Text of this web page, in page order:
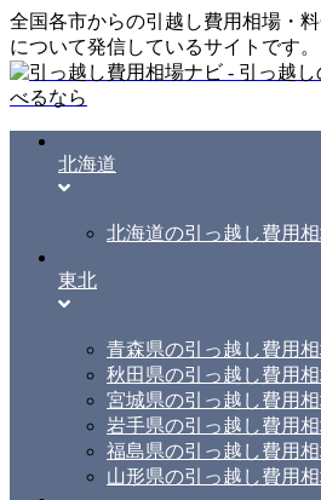
全国各市からの引越し費用相場・
について発信しているサイトです。
北海道
北海道の引っ越し費用
東北
青森県の引っ越し費用
秋田県の引っ越し費用
宮城県の引っ越し費用
岩手県の引っ越し費用
福島県の引っ越し費用
山形県の引っ越し費用